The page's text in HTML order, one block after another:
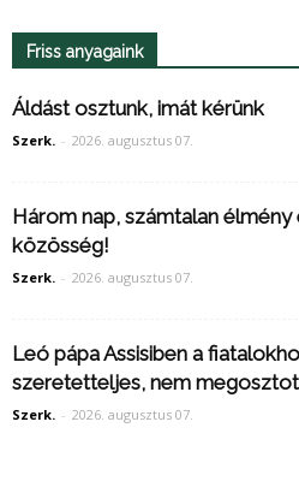
Friss anyagaink
Áldást osztunk, imát kérünk
Szerk. - 2026. augusztus 07.
Három nap, számtalan
közösség!
Szerk. - 2026. augusztus 07.
Leó pápa Assisiben a
szeretetteljes, nem
Szerk. - 2026. augusztus 07.